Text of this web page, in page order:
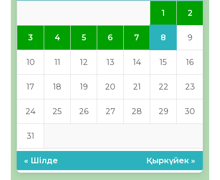
1 2
3 4 5 6 7 8 9
10 11 12 13 14 15 16
17 18 19 20 21 22 23
24 25 26 27 28 29 30
31
« Шілде Қыркүйек »